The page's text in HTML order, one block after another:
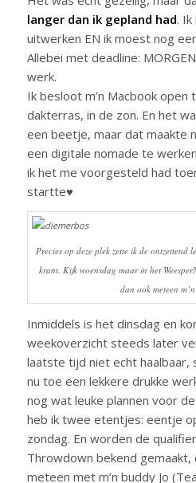
langer dan ik gepland had.
uitwerken EN ik moest nog
Allebei met deadline:
werk.
Ik besloot m’n Macbook open
dakterras, in de zon. En het
een beetje, maar dat maakte
een digitale nomade te
ik het me voorgesteld had
startte♥
Precies op deze plek zette ik de ontzettend
krant. Kijk woensdag maar in het
dan ook meteen
Inmiddels is het dinsdag en
weekoverzicht steeds later
laatste tijd niet echt
nu toe een lekkere drukke
nog wat leuke plannen voor
heb ik twee etentjes: eentje
zondag. En worden de
Throwdown bekend gemaakt,
meteen met m’n buddy Jo